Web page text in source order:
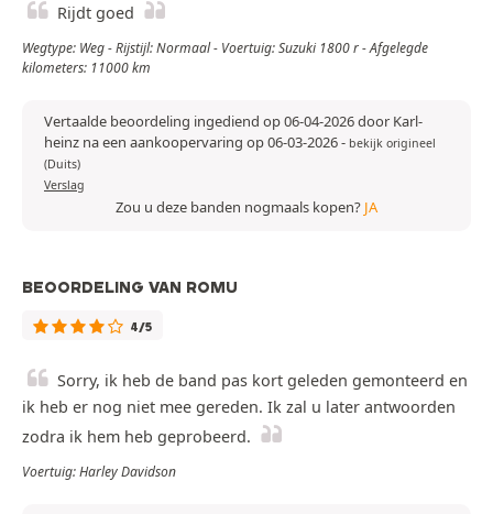
Rijdt goed
Wegtype: Weg - Rijstijl: Normaal - Voertuig: Suzuki 1800 r - Afgelegde
kilometers: 11000 km
Vertaalde beoordeling ingediend op 06-04-2026 door Karl-
heinz na een aankoopervaring op 06-03-2026- bekijk origineel
(Duits)
Verslag
Zou u deze banden nogmaals kopen? JA
BEOORDELING VAN ROMU
4/5
Sorry, ik heb de band pas kort geleden gemonteerd en
ik heb er nog niet mee gereden. Ik zal u later antwoorden
zodra ik hem heb geprobeerd.
Voertuig: Harley Davidson